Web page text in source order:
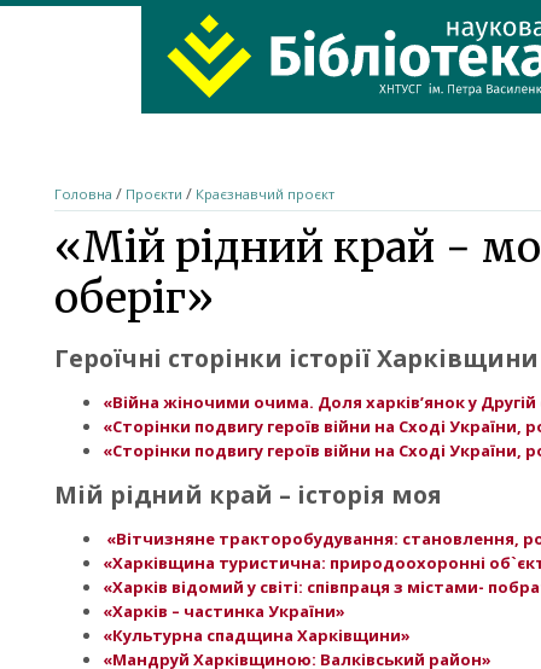
ХНТУСГ
Home
Головна / Проєкти / Краєзнавчий проєкт
«Мій рідний край −
оберіг»
Героїчні сторінки історії Харківщини
«Війна жіночими очима. Доля харків’янок у Другій
«Сторінки подвигу героїв війни на Сході
«Сторінки подвигу героїв війни на Сході
Мій рідний край – історія моя
«Вітчизняне тракторобудування: становлення,
«Харківщина туристична: природоохоронні
«Харків відомий у світі: співпраця з містами-
«Харків – частинка України»
«Культурна спадщина Харківщини»
«Мандруй Харківщиною: Валківський район»